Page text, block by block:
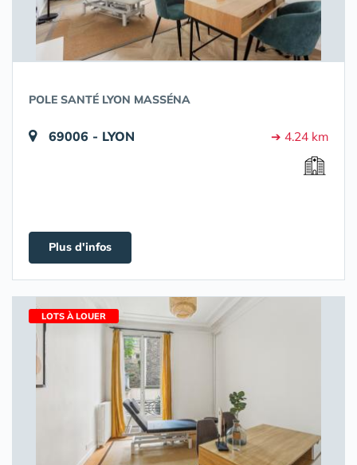
POLE SANTÉ LYON MASSÉNA
69006 - LYON ➔ 4.24 km
Plus d'infos
LOTS À LOUER